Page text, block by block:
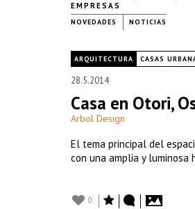
EMPRESAS
NOVEDADES NOTICIAS
ARQUITECTURA CASAS
28.5.2014
Casa en Otori,
Arbol Design
El tema principal del
con una amplia y luminosa
0